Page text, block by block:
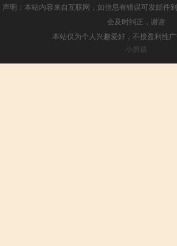
声明：本站内容来自互联网，如信息有错误可发邮件
会及时纠正，谢谢
本站仅为个人兴趣爱好，不接盈利性
小男孩